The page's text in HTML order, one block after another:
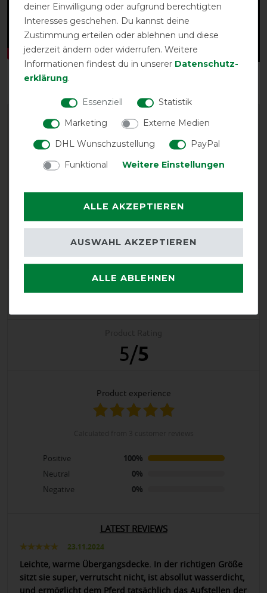
EXCELLENT
Bucas Atlantic Turnout 50g -
Navy
Product Reviews
5/5
product experience
Positive
100%
Neutral
0%
Negative
0%
LATEST REVIEWS
23.11.2024
Leichte, warme Übergangsdecke. In der richtigen Größe
sitzt sie super, verrutscht nicht, ist absollut wasserdicht,
und ermöglicht dem Pferd tatsächlich das Aufstellen der
deiner Einwilligung oder aufgrund berechtigten
Interesses geschehen. Du kannst deine
Zustimmung erteilen oder ablehnen und diese
jederzeit ändern oder widerrufen. Weitere
Informationen findest du in unserer Daten­schutz­
erklärung.
Essenziell
Statistik
Marketing
Externe Medien
DHL Wunschzustellung
PayPal
Funktional
Weitere Einstellungen
ALLE AKZEPTIEREN
ALLE ABLEHNEN
AUSWAHL AKZEPTIEREN